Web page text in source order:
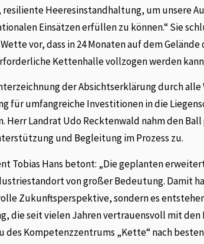
Heeresinstandhaltung, um unsere
Einsätzen erfüllen zu können.“ Sie
vor, dass in 24 Monaten auf dem
Kettenhalle vollzogen werden
der Absichtserklärung durch
für umfangreiche Investitionen in die
Herr Landrat Udo Recktenwald nahm den
und Begleitung im Prozess zu.
Tobias Hans betont: „Die geplanten
von großer Bedeutung. Damit
Zukunftsperspektive, sondern es
die seit vielen Jahren vertrauensvoll mit
des Kompetenzzentrums „Kette“ nach